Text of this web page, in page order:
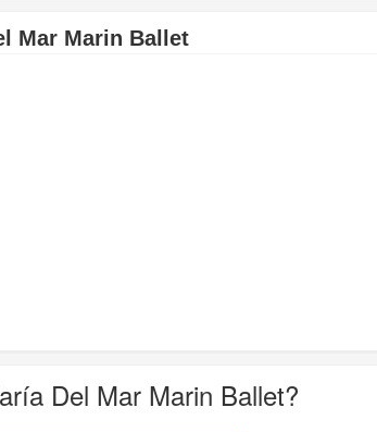
Mar Marin Ballet
Del Mar Marin Ballet?